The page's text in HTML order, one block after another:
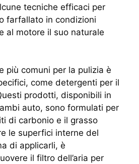
tecniche efficaci per
farfallato in condizioni
al motore il suo naturale
più comuni per la pulizia è
come detergenti per il
prodotti, disponibili in
auto, sono formulati per
di carbonio e il grasso
le superfici interne del
di applicarli, è
il filtro dell’aria per